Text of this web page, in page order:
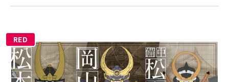
RED